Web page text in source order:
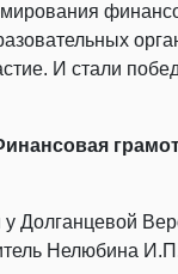
И стали
Долганцевой
Нелюбина